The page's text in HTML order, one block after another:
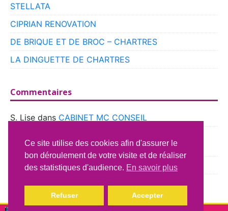
STELLATA
CIPRIAN RENOVATION
DE BRIQUE ET DE BROC – CHARTRES
LA DINGUETTE DE CHARTRES
Commentaires
S. Lise dans CABINET MC CONSEIL
BEAUCE
Richard LaverydansATELIER DU CAMPING CAR
Ce site utilise des cookies afin d'assurer le
bon déroulement de votre visite et de réaliser
des statistiques d'audience. En savoir plus
Refuser Accepter